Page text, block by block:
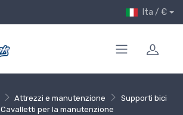
Ita / €
Attrezzi e manutenzione
Supporti bici
Cavalletti per la manutenzione